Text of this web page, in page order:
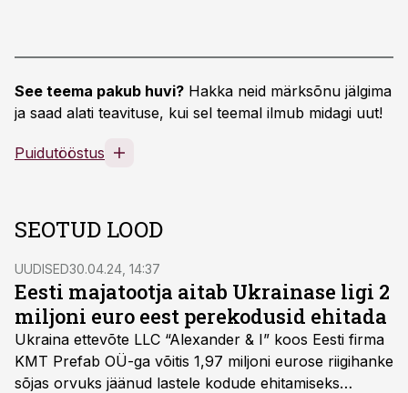
See teema pakub huvi? Hakka neid märksõnu jälgima
ja saad alati teavituse, kui sel teemal ilmub midagi uut!
Puidutööstus
SEOTUD LOOD
UUDISED30.04.24, 14:37
Eesti majatootja aitab Ukrainase ligi 2
miljoni euro eest perekodusid ehitada
Ukraina ettevõte LLC “Alexander & I” koos Eesti firma
KMT Prefab OÜ-ga võitis 1,97 miljoni eurose riigihanke
sõjas orvuks jäänud lastele kodude ehitamiseks